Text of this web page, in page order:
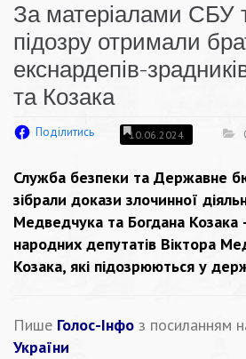
За матеріалами СБУ
підозру отримали
екснардепів-
та Козака
Поділитись 10.06.2024
Служба безпеки та Державне
зібрали докази злочинної
Медведчука та Богдана Козака
народних депутатів Віктора
Козака, які підозрюються у
Пише Голос-Інфо з посиланням
України